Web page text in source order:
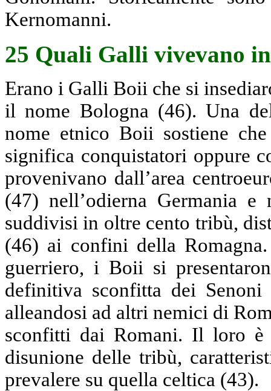
Kernomanni.
25 Quali Galli vivevano
Erano i Galli Boii che si
il nome Bologna (46). Una
nome etnico Boii sostiene
significa conquistatori oppure
provenivano dall’area
(47) nell’odierna Germania
suddivisi in oltre cento tribù,
(46) ai confini della
guerriero, i Boii si
definitiva sconfitta dei Senoni
alleandosi ad altri nemici di
sconfitti dai Romani. Il loro è
disunione delle tribù,
prevalere su quella celtica (43).